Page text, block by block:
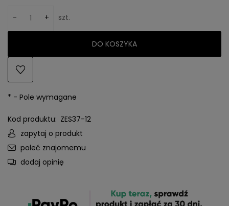
- + szt.
DO KOSZYKA
* - Pole wymagane
Kod produktu: ZES37-12
zapytaj o produkt
poleć znajomemu
dodaj opinię